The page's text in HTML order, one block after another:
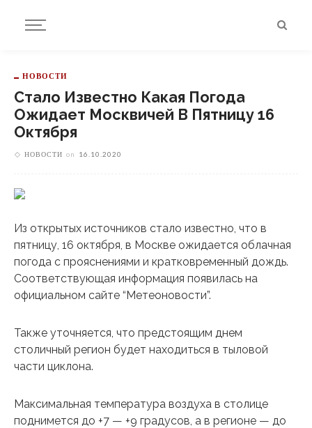
НОВОСТИ
Стало Известно Какая Погода
Ожидает Москвичей В Пятницу 16
Октября
НОВОСТИ on 16.10.2020
Из открытых источников стало известно, что в
пятницу, 16 октября, в Москве ожидается облачная
погода с прояснениями и кратковременный дождь.
Соответствующая информация появилась на
официальном сайте “Метеоновости”.
Также уточняется, что предстоящим днем
столичный регион будет находиться в тыловой
части циклона.
Максимальная температура воздуха в столице
поднимется до +7 — +9 градусов, а в регионе — до